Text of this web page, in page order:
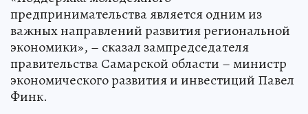
предпринимательства является одним из
важных направлений развития региональной
экономики», – сказал зампредседателя
правительства Самарской области – министр
экономического развития и инвестиций Павел
Финк.